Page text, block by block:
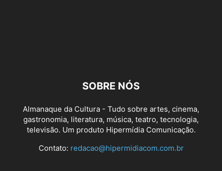
SOBRE NÓS
Almanaque da Cultura - Tudo sobre artes, cinema,
gastronomia, literatura, música, teatro, tecnologia,
televisão. Um produto Hipermídia Comunicação.
Contato: redacao@hipermidiacom.com.br